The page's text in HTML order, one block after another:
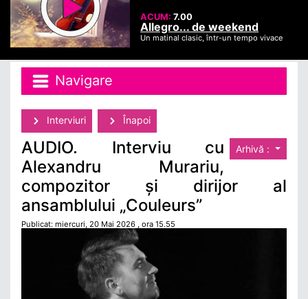
ACUM:7.00
Allegro... de weekend
Un matinal clasic, într-un tempo vivace
Navigare
Interviuri Înapoi
Arhivă :
AUDIO. Interviu cu
Alexandru Murariu,
compozitor și dirijor al
ansamblului „Couleurs”
Publicat: miercuri, 20 Mai 2026 , ora 15.55